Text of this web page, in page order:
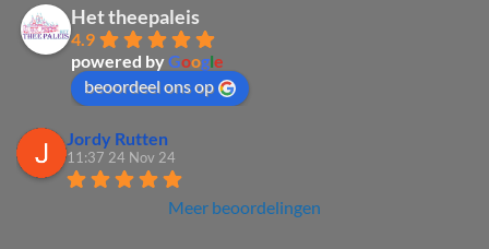
Het theepaleis
4.9
powered byGoogle
beoordeel ons op
Jordy Rutten
11:37 24 Nov 24
Meer beoordelingen